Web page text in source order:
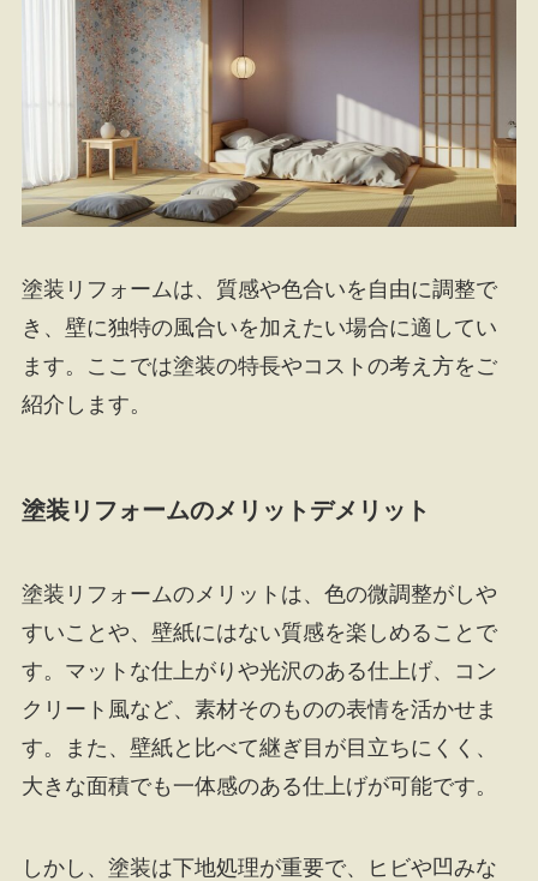
塗装リフォームは、質感や色合いを自由に調整で
き、壁に独特の風合いを加えたい場合に適してい
ます。ここでは塗装の特長やコストの考え方をご
紹介します。
塗装リフォームのメリットデメリット
塗装リフォームのメリットは、色の微調整がしや
すいことや、壁紙にはない質感を楽しめることで
す。マットな仕上がりや光沢のある仕上げ、コン
クリート風など、素材そのものの表情を活かせま
す。また、壁紙と比べて継ぎ目が目立ちにくく、
大きな面積でも一体感のある仕上げが可能です。
しかし、塗装は下地処理が重要で、ヒビや凹みな